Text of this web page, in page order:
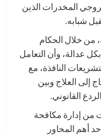
المخدرات الذين
شبابه.
من خلال الحكام
عدالة، وأن التعامل
النافذة، مع
إلى العلاج وبين
القانوني.
من إدارة مكافحة
أهم المحاور